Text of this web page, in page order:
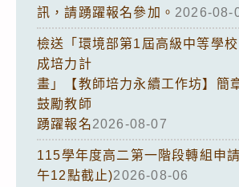
訊，請踴躍報名參加。 2026-08-
檢送「環境部第1屆高級中等學
成培力計
畫」【教師培力永續工作坊】簡
鼓勵教師
踴躍報名2026-08-07
115學年度高二第一階段轉組申
午12點截止)2026-08-06